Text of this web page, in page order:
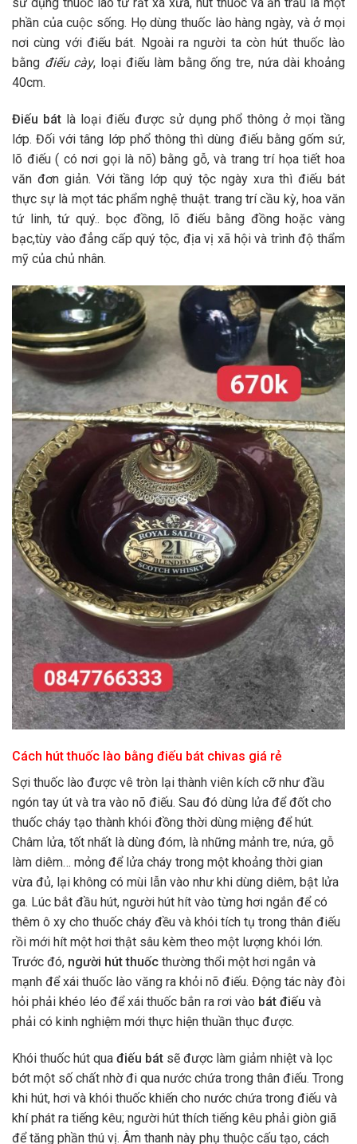
phần của cuộc sống. Họ dùng thuốc lào hàng ngày, và ở mọi
nơi cùng với điếu bát. Ngoài ra người ta còn hút thuốc lào
bằng điếu cày, loại điếu làm bằng ống tre, nứa dài khoảng
40cm.
Điếu bát là loại điếu được sử dụng phổ thông ở mọi tầng
lớp. Đối với tâng lớp phổ thông thì dùng điếu bằng gốm sứ,
lõ điếu ( có nơi gọi là nõ) bằng gỗ, và trang trí họa tiết hoa
văn đơn giản. Với tầng lớp quý tộc ngày xưa thì điếu bát
thực sự là mọt tác phẩm nghệ thuật. trang trí cầu kỳ, hoa văn
tứ linh, tứ quý.. bọc đồng, lõ điếu bằng đồng hoặc vàng
bạc,tùy vào đẳng cấp quý tộc, địa vị xã hội và trình độ thẩm
mỹ của chủ nhân.
Cách hút thuốc lào bằng điếu bát chivas giá rẻ
Sợi thuốc lào được vê tròn lại thành viên kích cỡ như đầu
ngón tay út và tra vào nõ điếu. Sau đó dùng lửa để đốt cho
thuốc cháy tạo thành khói đồng thời dùng miệng để hút.
Châm lửa, tốt nhất là dùng đóm, là những mảnh tre, nứa, gỗ
làm diêm… mỏng để lửa cháy trong một khoảng thời gian
vừa đủ, lại không có mùi lẫn vào như khi dùng diêm, bật lửa
ga. Lúc bắt đầu hút, người hút hít vào từng hơi ngắn để có
thêm ô xy cho thuốc cháy đều và khói tích tụ trong thân điếu
rồi mới hít một hơi thật sâu kèm theo một lượng khói lớn.
Trước đó, người hút thuốc thường thổi một hơi ngắn và
mạnh để xái thuốc lào văng ra khỏi nõ điếu. Động tác này đòi
hỏi phải khéo léo để xái thuốc bắn ra rơi vào bát điếu và
phải có kinh nghiệm mới thực hiện thuần thục được.
Khói thuốc hút qua điếu bát sẽ được làm giảm nhiệt và lọc
bớt một số chất nhờ đi qua nước chứa trong thân điếu. Trong
khi hút, hơi và khói thuốc khiến cho nước chứa trong điếu và
khí phát ra tiếng kêu; người hút thích tiếng kêu phải giòn giã
để tăng phần thú vị. Âm thanh này phụ thuộc cấu tạo, cách